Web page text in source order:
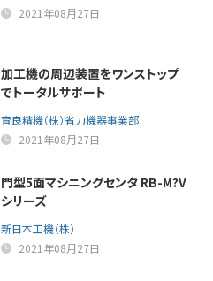
2021年08月27日
加工機の周辺装置をワンストップ
でトータルサポート
育良精機（株）省力機器事業部
2021年08月27日
門型5面マシニングセンタ RB-M?V
シリーズ
新日本工機（株）
2021年08月27日